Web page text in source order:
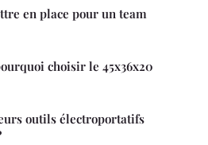
en place pour un team
choisir le 45x36x20
outils électroportatifs